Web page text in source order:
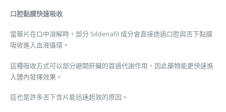
口腔黏膜快速吸收
當藥片在口中溶解時，部分 Sildenafil 成分會直接透過口腔與舌下黏膜
吸收進入血液循環。
這種吸收方式可以部分避開肝臟的首過代謝作用，因此藥物能更快速進
入體內發揮效果。
這也是許多舌下含片能迅速起效的原因。